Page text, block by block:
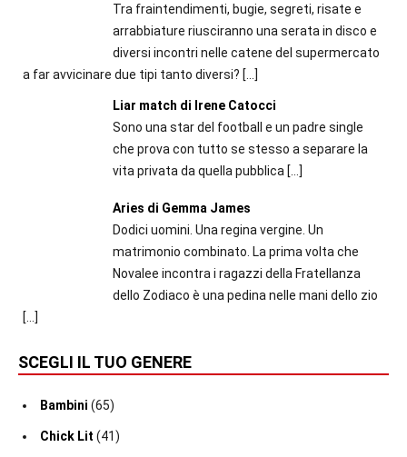
Tra fraintendimenti, bugie, segreti, risate e
arrabbiature riusciranno una serata in disco e
diversi incontri nelle catene del supermercato
a far avvicinare due tipi tanto diversi? […]
Liar match di Irene Catocci
Sono una star del football e un padre single
che prova con tutto se stesso a separare la
vita privata da quella pubblica […]
Aries di Gemma James
Dodici uomini. Una regina vergine. Un
matrimonio combinato. La prima volta che
Novalee incontra i ragazzi della Fratellanza
dello Zodiaco è una pedina nelle mani dello zio
[…]
SCEGLI IL TUO GENERE
Bambini (65)
Chick Lit (41)